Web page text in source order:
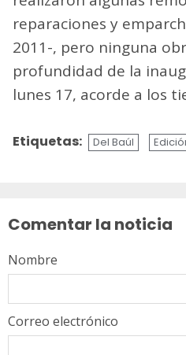
reparaciones y
2011-, pero ninguna
profundidad de la
lunes 17, acorde a los
Etiquetas: Del Baúl
Comentar la noticia
Nombre
Correo electrónico